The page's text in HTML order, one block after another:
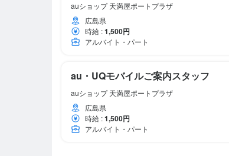
auショップ 天満屋ポートプラザ
広島県
時給 :1,500円
アルバイト・パート
au・UQモバイルご案内スタッフ
auショップ 天満屋ポートプラザ
広島県
時給 :1,500円
アルバイト・パート